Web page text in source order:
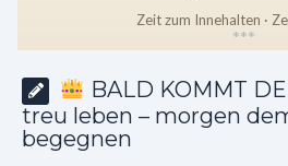
Zeit zum Innehalten ·
***
BALD KOMMT
treu leben – morgen
begegnen